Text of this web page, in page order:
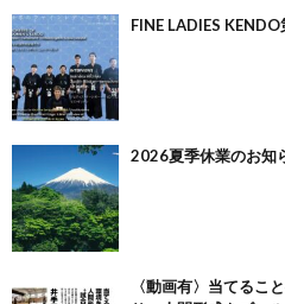
FINE LADIES
2026夏季休業のお知
〈動画有〉当てるこ